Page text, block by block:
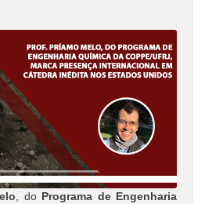
, do Programa de Engenharia